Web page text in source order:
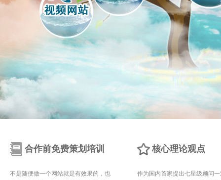
合作前免费策划培训
不是随便做一个网站就是有效果的，也
核心理论观点
作为国内首家提出七星级顾问